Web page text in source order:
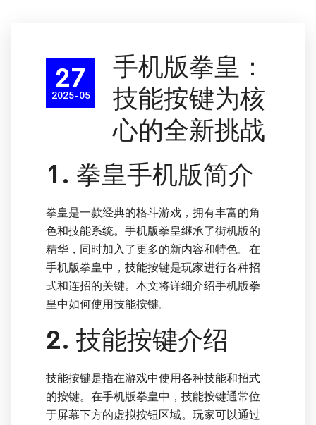
27
2025-05
手机版拳皇：
技能按键为核
心的全新挑战
1. 拳皇手机版简介
拳皇是一款经典的格斗游戏，拥有丰富的角
色和技能系统。手机版拳皇继承了街机版的
精华，同时加入了更多的新内容和特色。在
手机版拳皇中，技能按键是玩家进行各种招
式和连招的关键。本文将详细介绍手机版拳
皇中如何使用技能按键。
2. 技能按键介绍
技能按键是指在游戏中使用各种技能和招式
的按键。在手机版拳皇中，技能按键通常位
于屏幕下方的虚拟按钮区域。玩家可以通过